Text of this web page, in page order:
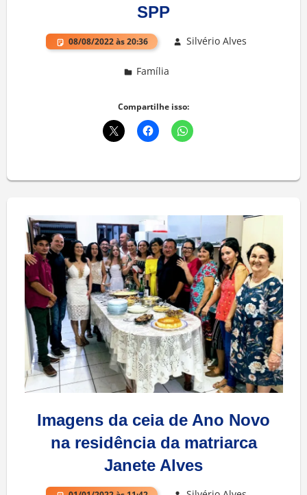
SPP
08/08/2022 às 20:36 Silvério Alves
Família
Compartilhe isso:
Imagens da ceia de Ano Novo
na residência da matriarca
Janete Alves